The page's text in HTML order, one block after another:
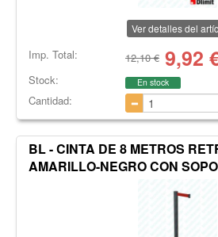
Ver detalles del
Imp. Total: 12,10 € 9,92
Stock: En stock
Cantidad:
BL - CINTA DE 8 METROS
AMARILLO-NEGRO CON